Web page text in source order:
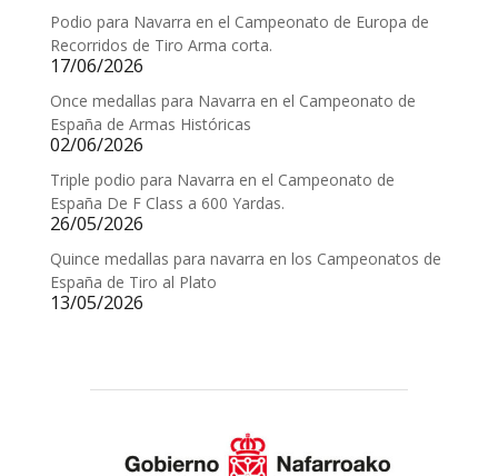
Podio para Navarra en el Campeonato de Europa de
Recorridos de Tiro Arma corta.
17/06/2026
Once medallas para Navarra en el Campeonato de
España de Armas Históricas
02/06/2026
Triple podio para Navarra en el Campeonato de
España De F Class a 600 Yardas.
26/05/2026
Quince medallas para navarra en los Campeonatos de
España de Tiro al Plato
13/05/2026